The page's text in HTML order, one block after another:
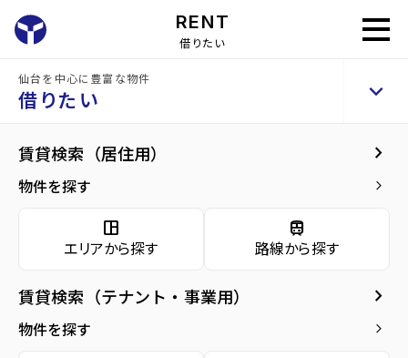
RENT
借りたい
仙台を中心に豊富な物件
借りたい keyboard_arrow_up
賃貸検索（居住用） keyboard_arrow_right
物件を探す keyboard_arrow_right
space_dashboard
エリアから探す
train
路線から探す
賃貸検索（テナント・事業用） keyboard_arrow_right
物件を探す keyboard_arrow_right
home借りたい賃貸物件を探す
エリアから探す